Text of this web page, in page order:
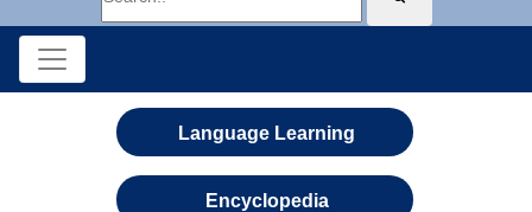
Language Learning
Encyclopedia